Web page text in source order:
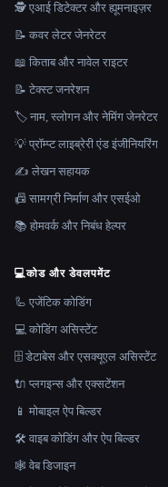
🕵️ एआई डिटेक्टर और ह्यूमनाइज़र
📝 कवर लेटर जेनरेटर
📖 किताब और नावेल राइटर
📝 टेक्स्ट जनरेशन
🏷️ नाम, स्लोगन और नेमिंग जेनरेटर
💡 प्रॉम्प्ट लाइब्रेरी एंड इंजीनियरिंग
✍️ लेखन सहायक
📠 सामग्री निर्माण और एसईओ
📚 होमवर्क और निबंध हेल्पर
💻कोड और डेवलपमेंट
🦾 एजेंटिक कोडिंग
💻 कोडिंग असिस्टेंट
🗄️ डेटाबेस और एसक्यूएल असिस्टेंट
🔌 प्लगइन्स और एक्सटेंशन
📱 मोबाइल ऐप बिल्डर
🛠️ वाइब कोडिंग और ऐप बिल्डर
🕸 वेब डिजाइन